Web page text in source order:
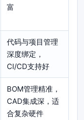
富
代码与项目管理
深度绑定，
CI/CD支持好
BOM管理精准，
CAD集成深，适
合复杂硬件